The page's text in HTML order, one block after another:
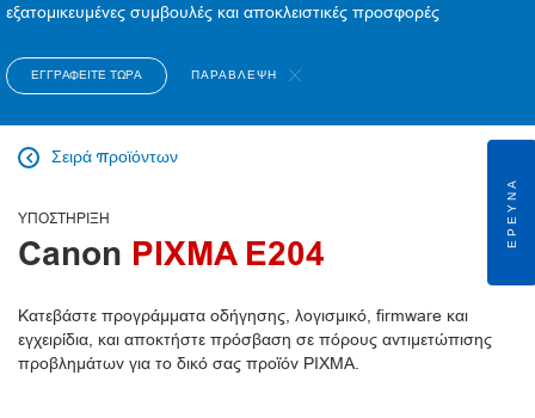
εξατομικευμένες συμβουλές και αποκλειστικές προσφορές
ΕΓΓΡΑΦΕΊΤΕ ΤΏΡΑ ΠΑΡΆΒΛΕΨΗ
Σειρά προϊόντων

ΥΠΟΣΤΉΡΙΞΗ
Canon PIXMA E204
Κατεβάστε προγράμματα οδήγησης, λογισμικό, firmware και
εγχειρίδια, και αποκτήστε πρόσβαση σε πόρους αντιμετώπισης
προβλημάτων για το δικό σας προϊόν PIXMA.
ΈΡΕΥΝΑ